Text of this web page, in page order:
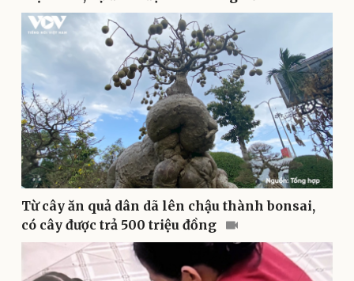
Sức khỏe
Dinh dưỡng - món ngon
Cây thuốc
Sản phụ khoa
Nhi khoa
Nam khoa
Làm đẹp - giảm cân
Phòng mạch online
Ăn sạch sống khỏe
Đời sống
Nhà đẹp
Blog
Tình yêu - Gia đình
Từ cây ăn quả dân dã lên chậu thành bonsai,
có cây được trả 500 triệu đồng